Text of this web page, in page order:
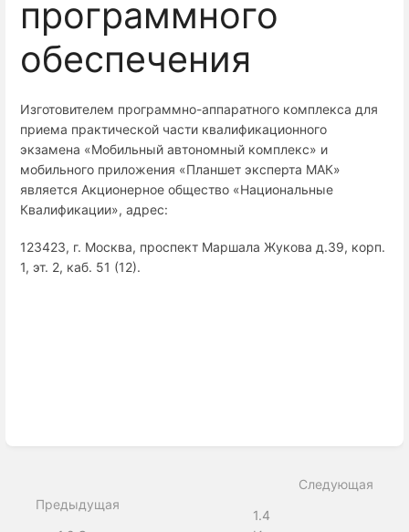
программного
обеспечения
Изготовителем программно-аппаратного комплекса для
приема практической части квалификационного
экзамена «Мобильный автономный комплекс» и
мобильного приложения «Планшет эксперта МАК»
является Акционерное общество «Национальные
Квалификации», адрес:
123423, г. Москва, проспект Маршала Жукова д.39, корп.
1, эт. 2, каб. 51 (12).
Предыдущая
Следующая
1.4